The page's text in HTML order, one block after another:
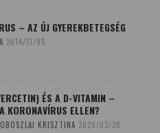
– AZ ÚJ GYEREKBETEGSÉG
2014/11/05
ÉS A D-VITAMIN –
KORONAVÍRUS ELLEN?
KRISZTINA 2020/03/20